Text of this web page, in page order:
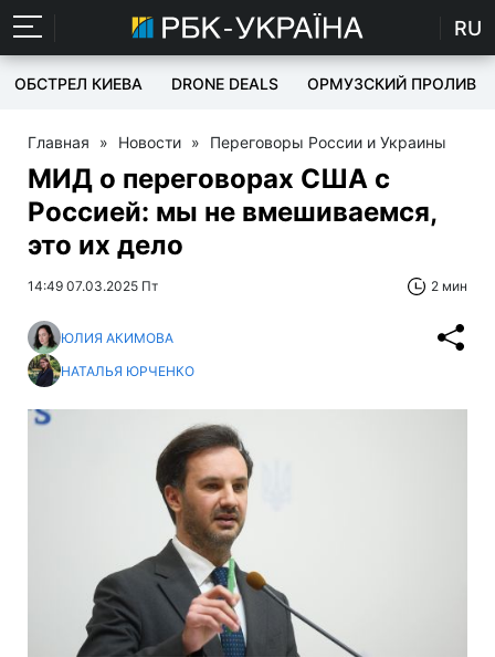
RU
ОБСТРЕЛ КИЕВА DRONE DEALS ОРМУЗСКИЙ ПРОЛИВ
Главная » Новости » Переговоры России и Украины
МИД о переговорах США с
Россией: мы не вмешиваемся,
это их дело
14:49 07.03.2025 Пт 2 мин
ЮЛИЯ АКИМОВА
НАТАЛЬЯ ЮРЧЕНКО